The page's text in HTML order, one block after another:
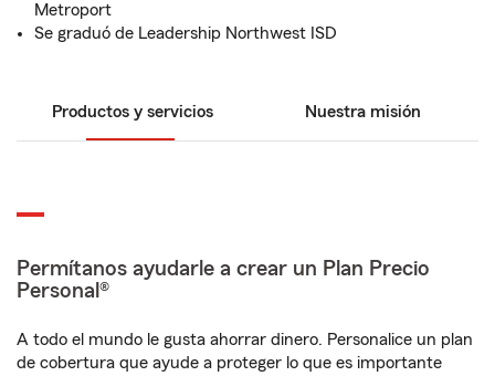
Metroport
Se graduó de Leadership Northwest ISD
Productos y servicios Nuestra misión
Permítanos ayudarle a crear un Plan Precio
Personal®
A todo el mundo le gusta ahorrar dinero. Personalice un plan
de cobertura que ayude a proteger lo que es importante